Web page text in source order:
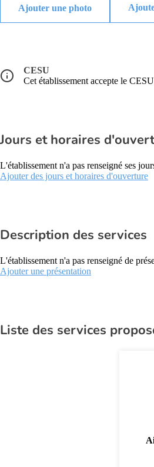
CESU
Cet établissement accepte le CESU
Jours et horaires
L'établissement n'a pas renseigné ses
Ajouter des jours et horaires d'ouverture
Description des services
L'établissement n'a pas renseigné de
Ajouter une présentation
Liste des services